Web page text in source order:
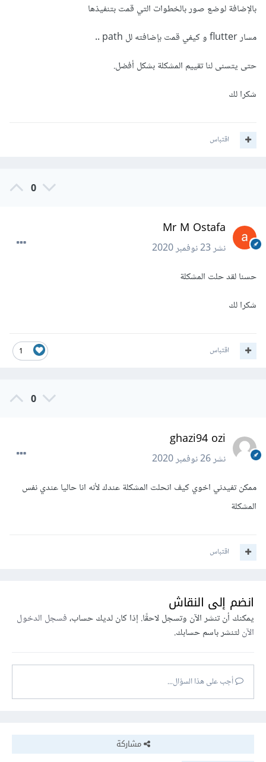
بالإضافة لوضع صور بالخطوات التي قمت بتنفيذها
مسار flutter و كيفي قمت بإضافته لل path ..
حتى يتسنى لنا تقييم المشكلة بشكل أفضل.
شكرا لك
اقتباس
0
Mr M Ostafa
نشر23 نوفمبر 2020
حسنا لقد حلت المشكلة
شكرا لك
1 اقتباس
0
ghazi94 ozi
نشر26 نوفمبر 2020
ممكن تفيدني اخوي كيف انحلت المشكلة عندك لأنه انا حاليا عندي نفس
المشكلة
اقتباس
انضم إلى النقاش
يمكنك أن تنشر الآن وتسجل لاحقًا. إذا كان لديك حساب،فسجل الدخول
الآنلتنشر باسم حسابك.
أجب على هذا السؤال...
مشاركة